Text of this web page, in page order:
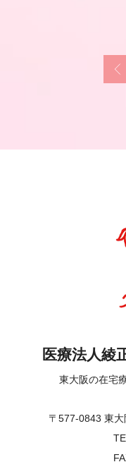
医療法人綾
東大阪の在宅
〒577-0843 東